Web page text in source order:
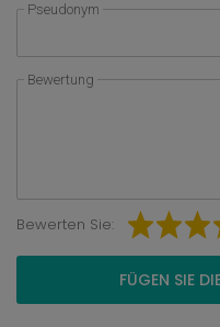
Pseudonym
Bewertung
Bewerten Sie:
FÜGEN SIE